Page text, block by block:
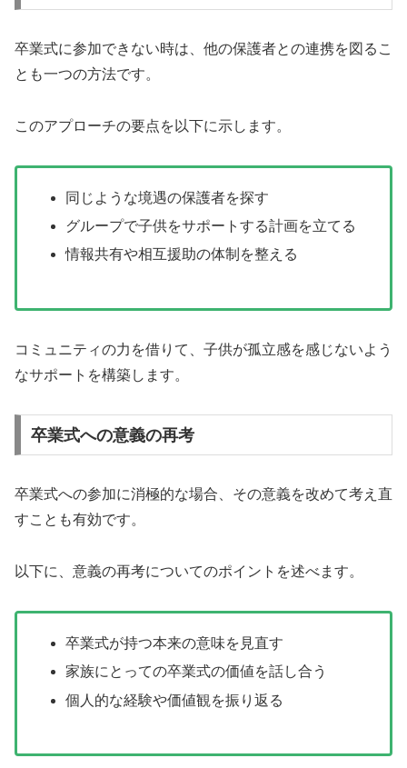
卒業式に参加できない時は、他の保護者との連携を図るこ
とも一つの方法です。
このアプローチの要点を以下に示します。
同じような境遇の保護者を探す
グループで子供をサポートする計画を立てる
情報共有や相互援助の体制を整える
コミュニティの力を借りて、子供が孤立感を感じないよう
なサポートを構築します。
卒業式への意義の再考
卒業式への参加に消極的な場合、その意義を改めて考え直
すことも有効です。
以下に、意義の再考についてのポイントを述べます。
卒業式が持つ本来の意味を見直す
家族にとっての卒業式の価値を話し合う
個人的な経験や価値観を振り返る